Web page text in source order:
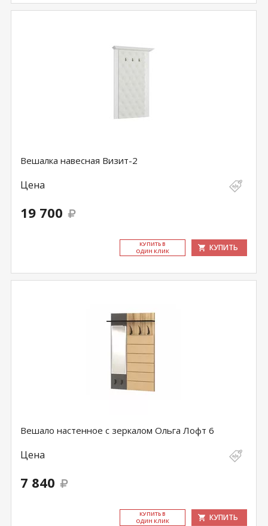
Вешалка навесная Визит-2
Цена
19 700
КУ­ПИТЬ В
ОДИН КЛИК
КУПИТЬ
Вешало настенное с зеркалом Ольга Лофт 6
Цена
7 840
КУ­ПИТЬ В
ОДИН КЛИК
КУПИТЬ